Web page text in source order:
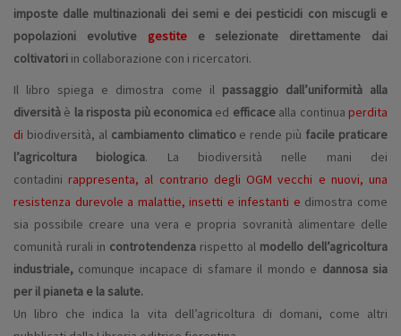
imposte dalle multinazionali dei semi e dei pesticidi con miscugli e
popolazioni evolutive gestitee selezionate direttamente dai
coltivatori in collaborazione con i ricercatori.
Il libro spiega e dimostra come il passaggio dall’uniformità alla
diversità è la risposta più economica ed efficacealla continua perdita
di biodiversità, al cambiamento climaticoe rende più facile praticare
l’agricoltura biologica. La biodiversità nelle mani dei
contadini rappresenta, al contrario degli OGM vecchi e nuovi, una
resistenza durevole a malattie, insetti e infestanti e dimostra come
sia possibile creare una vera e propria sovranità alimentare delle
comunità rurali in controtendenza rispetto al modello dell’agricoltura
industriale, comunque incapace di sfamare il mondo e dannosa sia
per il pianeta e la salute.
Un libro che indica la vita dell’agricoltura di domani, come altri